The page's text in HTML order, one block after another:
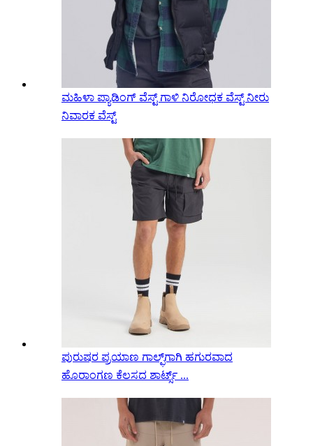
ಮಹಿಳಾ ಪ್ಯಾಡಿಂಗ್ ವೆಸ್ಟ್ ಗಾಳಿ ನಿರೋಧಕ ವೆಸ್ಟ್ ನೀರು
ನಿವಾರಕ ವೆಸ್ಟ್
ಪುರುಷರ ಪ್ರಯಾಣ ಗಾಲ್ಫ್‌ಗಾಗಿ ಹಗುರವಾದ
ಹೊರಾಂಗಣ ಕೆಲಸದ ಶಾರ್ಟ್ಸ್ ...